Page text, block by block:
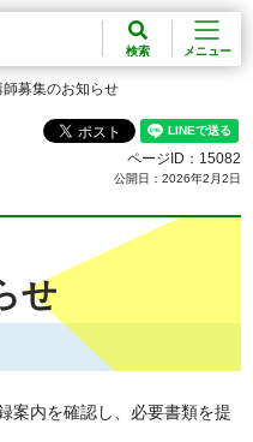
検索 メニュー
師募集のお知らせ
ページID：15082
公開日：2026年2月2日
せ
案内を確認し、必要書類を提